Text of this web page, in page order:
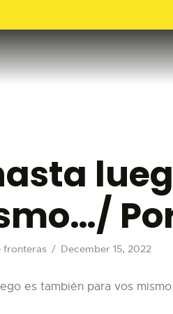
fronteras December 15, 2022
es también para vos